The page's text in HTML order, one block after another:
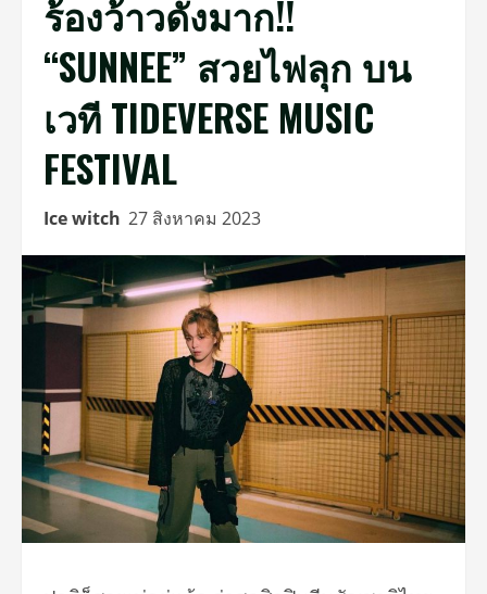
ร้องว้าวดังมาก!!
“SUNNEE” สวยไฟลุก บน
เวที TIDEVERSE MUSIC
FESTIVAL
Ice witch 27 สิงหาคม 2023